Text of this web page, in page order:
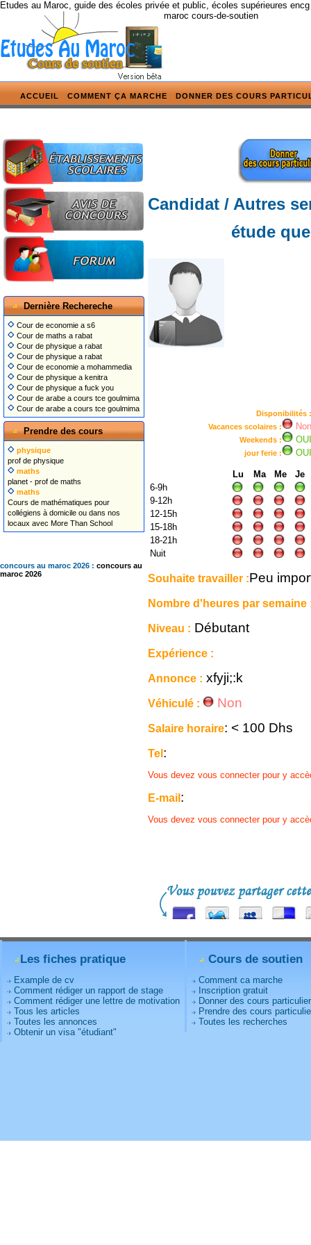
Etudes au Maroc, guide des écoles privée et public, écoles supérieures
maroc cours-de-soutien
ACCUEIL COMMENT ÇA MARCHE DONNER DES COURS
Dernière Rechereche
Cour de economie a s6
Cour de maths a rabat
Cour de physique a rabat
Cour de physique a rabat
Cour de economie a mohammedia
Cour de physique a kenitra
Cour de physique a fuck you
Cour de arabe a cours tce goulmima
Cour de arabe a cours tce goulmima
Prendre des cours
physique
prof de physique
maths
planet - prof de maths
maths
Cours de mathématiques pour
collégiens à domicile ou dans nos
locaux avec More Than School
concours au maroc 2026 : concours au
maroc 2026
Candidat / Autres
étude
Disponibilités :
Vacances scolaires :
Non
Weekends : OUI
jour ferie : OUI
Lu Ma Me
Je
6-9h
9-12h
12-15h
15-18h
18-21h
Nuit
Souhaite travailler :Peu
Nombre d'heures par semaine
Niveau : Débutant
Expérience :
Annonce : xfyji;:k
Véhiculé : Non
Salaire horaire: < 100 Dhs
Tel:
Vous devez vous connecter pour y
E-mail:
Vous devez vous connecter pour y
Les fiches pratique
Example de cv
Comment rédiger un rapport de stage
Comment rédiger une lettre de motivation
Tous les articles
Toutes les annonces
Obtenir un visa "étudiant"
Cours de soutien
Comment ca marche
Inscription gratuit
Donner des cours
Prendre des cours
Toutes les recherches